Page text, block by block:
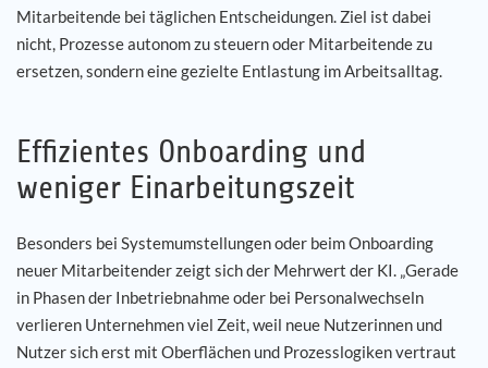
Mitarbeitende bei täglichen Entscheidungen. Ziel ist dabei
nicht, Prozesse autonom zu steuern oder Mitarbeitende zu
ersetzen, sondern eine gezielte Entlastung im Arbeitsalltag.
Effizientes Onboarding und
weniger Einarbeitungszeit
Besonders bei Systemumstellungen oder beim Onboarding
neuer Mitarbeitender zeigt sich der Mehrwert der KI. „Gerade
in Phasen der Inbetriebnahme oder bei Personalwechseln
verlieren Unternehmen viel Zeit, weil neue Nutzerinnen und
Nutzer sich erst mit Oberflächen und Prozesslogiken vertraut